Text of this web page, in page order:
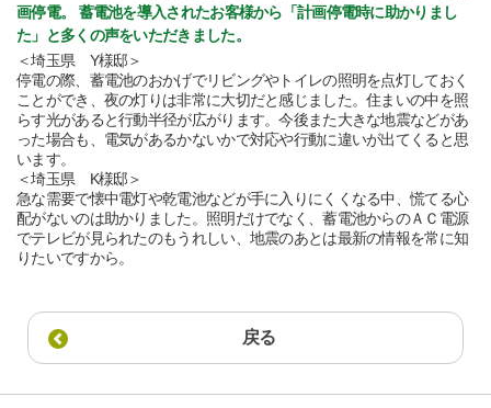
画停電。 蓄電池を導入されたお客様から「計画停電時に助かりまし
た」と多くの声をいただきました。
＜埼玉県 Y様邸＞
停電の際、蓄電池のおかげでリビングやトイレの照明を点灯しておく
ことができ、夜の灯りは非常に大切だと感じました。住まいの中を照
らす光があると行動半径が広がります。今後また大きな地震などがあ
った場合も、電気があるかないかで対応や行動に違いが出てくると思
います。
＜埼玉県 K様邸＞
急な需要で懐中電灯や乾電池などが手に入りにくくなる中、慌てる心
配がないのは助かりました。照明だけでなく、蓄電池からのＡＣ電源
でテレビが見られたのもうれしい、地震のあとは最新の情報を常に知
りたいですから。
戻る